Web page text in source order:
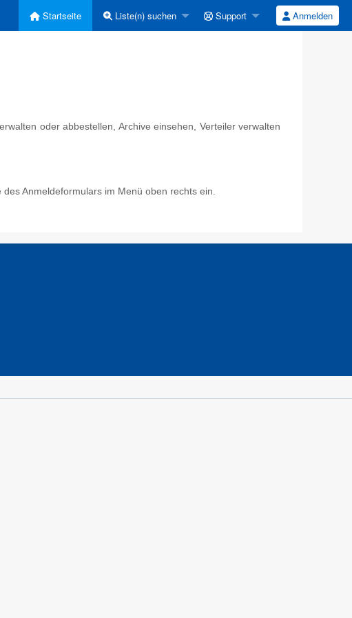
Startseite Liste(n) suchen Support Anmelden
oder abbestellen, Archive einsehen, Verteiler verwalten
Anmeldeformulars im Menü oben rechts ein.